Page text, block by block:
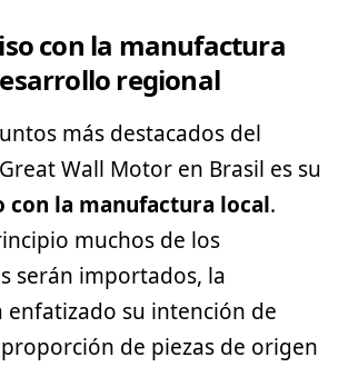
con la manufactura
regional
más destacados del
Wall Motor en Brasil es su
con la manufactura local.
muchos de los
serán importados, la
enfatizado su intención de
de piezas de origen